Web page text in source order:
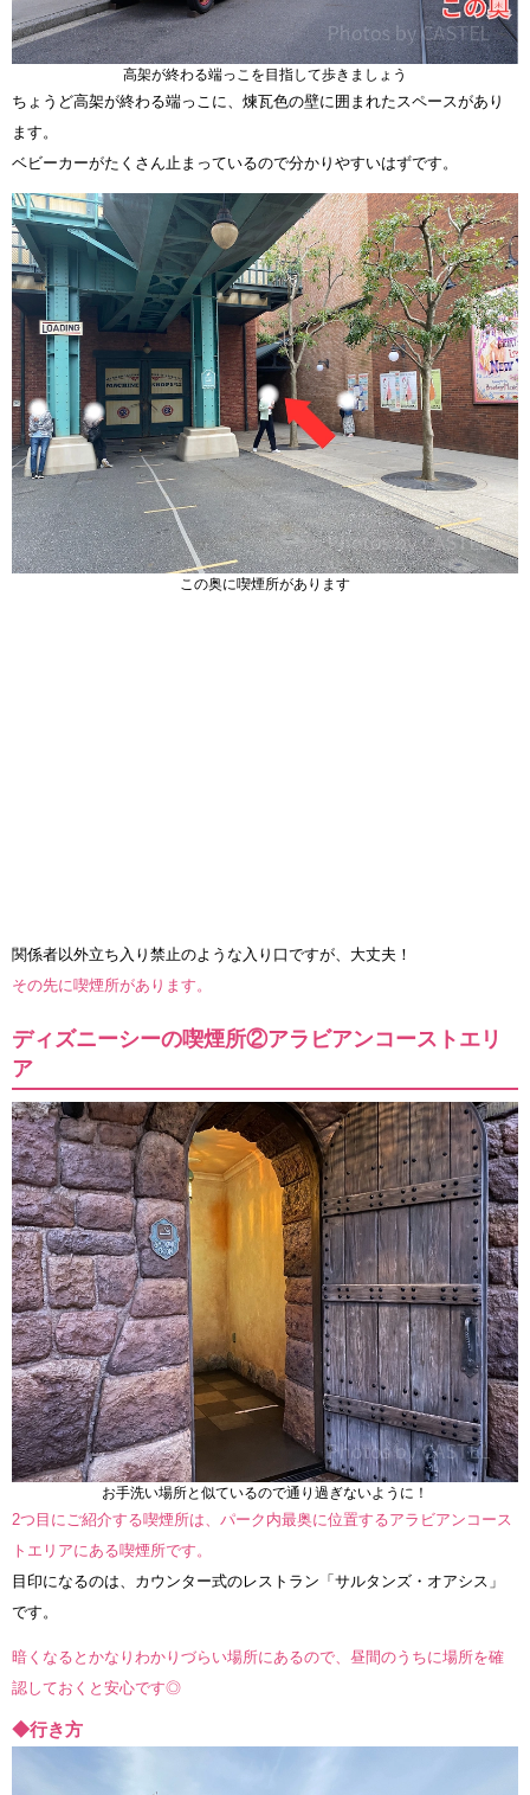
高架が終わる端っこを目指して歩きましょう
ちょうど高架が終わる端っこに、煉瓦色の壁に囲まれたスペースがあり
ます。
ベビーカーがたくさん止まっているので分かりやすいはずです。
この奥に喫煙所があります
関係者以外立ち入り禁止のような入り口ですが、大丈夫！
その先に喫煙所があります。
ディズニーシーの喫煙所②アラビアンコーストエリ
ア
お手洗い場所と似ているので通り過ぎないように！
2つ目にご紹介する喫煙所は、パーク内最奥に位置するアラビアンコース
トエリアにある喫煙所です。
目印になるのは、カウンター式のレストラン「サルタンズ・オアシス」
です。
暗くなるとかなりわかりづらい場所にあるので、昼間のうちに場所を確
認しておくと安心です◎
◆行き方